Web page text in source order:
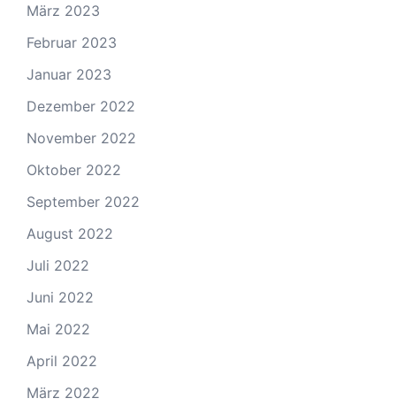
März 2023
Februar 2023
Januar 2023
Dezember 2022
November 2022
Oktober 2022
September 2022
August 2022
Juli 2022
Juni 2022
Mai 2022
April 2022
März 2022